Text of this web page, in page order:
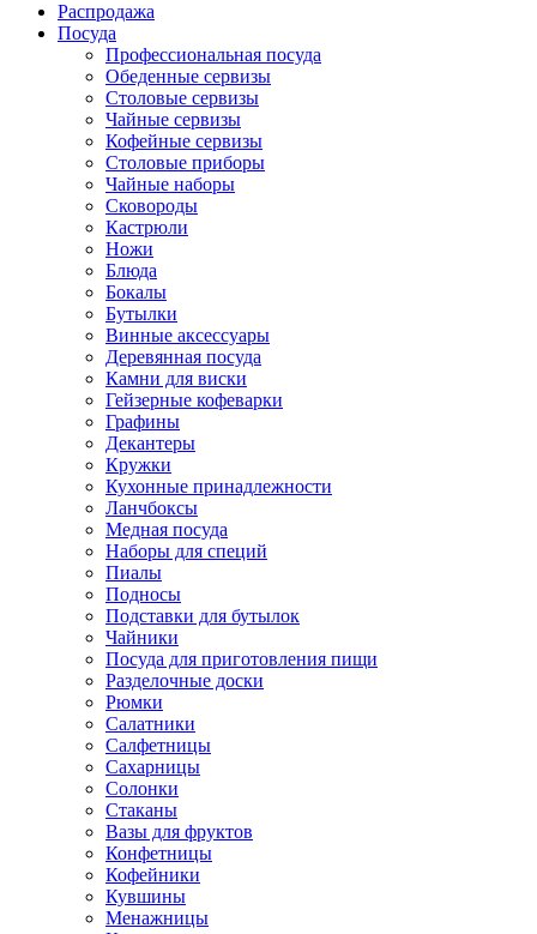
Распродажа
Посуда
Профессиональная посуда
Обеденные сервизы
Столовые сервизы
Чайные сервизы
Кофейные сервизы
Столовые приборы
Чайные наборы
Сковороды
Кастрюли
Ножи
Блюда
Бокалы
Бутылки
Винные аксессуары
Деревянная посуда
Камни для виски
Гейзерные кофеварки
Графины
Декантеры
Кружки
Кухонные принадлежности
Ланчбоксы
Медная посуда
Наборы для специй
Пиалы
Подносы
Подставки для бутылок
Чайники
Посуда для приготовления пищи
Разделочные доски
Рюмки
Салатники
Салфетницы
Сахарницы
Солонки
Стаканы
Вазы для фруктов
Конфетницы
Кофейники
Кувшины
Менажницы